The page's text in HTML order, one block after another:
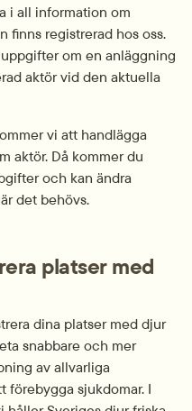
i all information om
finns registrerad hos oss.
om en anläggning
aktör vid den aktuella
vi att handlägga
aktör. Då kommer du
och kan ändra
det behövs.
platser med
dina platser med djur
snabbare och mer
av allvarliga
förebygga sjukdomar. I